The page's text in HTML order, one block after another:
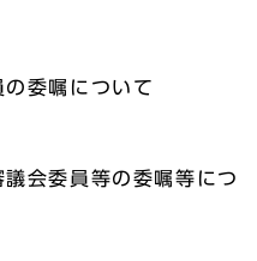
委嘱について
会委員等の委嘱等につ